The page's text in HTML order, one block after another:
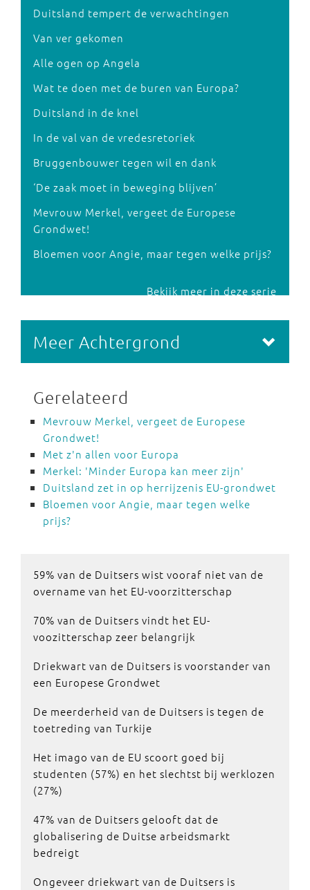
Duitsland tempert de verwachtingen
Van ver gekomen
Alle ogen op Angela
Wat te doen met de buren van Europa?
Duitsland in de knel
In de val van de vredesretoriek
Bruggenbouwer tegen wil en dank
‘De zaak moet in beweging blijven’
Mevrouw Merkel, vergeet de Europese
Grondwet!
Bloemen voor Angie, maar tegen welke prijs?
Bekijk meer in deze serie
Meer Achtergrond
Gerelateerd
Mevrouw Merkel, vergeet de Europese
Grondwet!
Met z'n allen voor Europa
Merkel: 'Minder Europa kan meer zijn'
Duitsland zet in op herrijzenis EU-grondwet
Bloemen voor Angie, maar tegen welke
prijs?
59% van de Duitsers wist vooraf niet van de
overname van het EU-voorzitterschap
70% van de Duitsers vindt het EU-
voozitterschap zeer belangrijk
Driekwart van de Duitsers is voorstander van
een Europese Grondwet
De meerderheid van de Duitsers is tegen de
toetreding van Turkije
Het imago van de EU scoort goed bij
studenten (57%) en het slechtst bij werklozen
(27%)
47% van de Duitsers gelooft dat de
globalisering de Duitse arbeidsmarkt
bedreigt
Ongeveer driekwart van de Duitsers is